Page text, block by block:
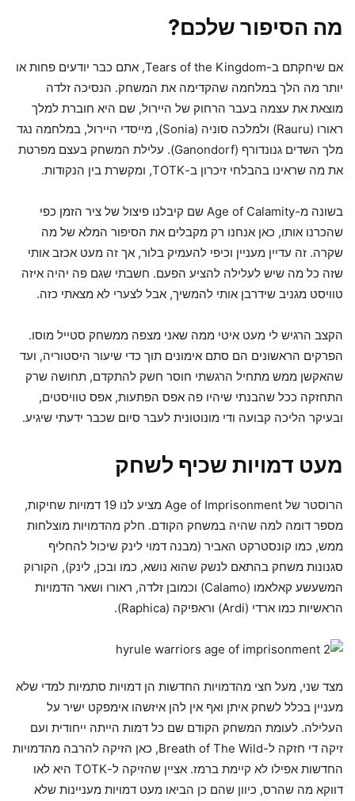
מה הסיפור שלכם?
אם שיחקתם ב-Tears of the Kingdom, אתם כבר יודעים פחות או
יותר מה הלך במלחמה שהקדימה את המשחק. הנסיכה זלדה
מוצאת את עצמה בעבר הרחוק של היירול, שם היא חוברת למלך
ראורו (Rauru) ולמלכה סוניה (Sonia), מייסדי היירול, במלחמה נגד
מלך השדים גנונדורף (Ganondorf). עלילת המשחק בעצם מפרטת
את מה שראינו בהבלחי זיכרון ב-TOTK, ומקשרת בין הנקודות.
בשונה מ-Age of Calamity שם קיבלנו פיצול של ציר הזמן כפי
שהכרנו אותו, כאן אנחנו רק מקבלים את הסיפור המלא של מה
שקרה. זה עדיין מעניין וכיפי להעמיק בלור, אך זה מעט אכזב אותי
שזה כל מה שיש לעלילה להציע הפעם. חשבתי שגם פה יהיה איזה
טוויסט מגניב שידרבן אותי להמשיך, אבל לצערי לא מצאתי כזה.
הקצב הרגיש לי מעט איטי ממה שאני מצפה ממשחק סטייל מוסו.
הפרקים הראשונים הם סתם אימונים תוך כדי שיעור היסטוריה, ועד
שהאקשן ממש מתחיל הרגשתי חוסר חשק להתקדם, תחושה שרק
התחזקה ככל שהבנתי שיהיו פה אפס הפתעות, אפס טוויסטים,
ובעיקר הליכה קבועה ודי מונוטונית לעבר סיום שכבר ידעתי שיגיע.
מעט דמויות שכיף לשחק
הרוסטר של Age of Imprisonment מציע לנו 19 דמויות שחיקות,
מספר דומה למה שהיה במשחק הקודם. חלק מהדמויות מוצלחות
ממש, כמו קונסטרקט האביר (מבנה דמוי לינק שיכול להחליף
סגנונות משחק בהתאם לנשק שהוא נושא, כמו ובכן, לינק), הקורוק
המשעשע קאלאמו (Calamo) וכמובן זלדה, ראורו ושאר הדמויות
הראשיות כמו ארדי (Ardi) וראפיקה (Raphica).
מצד שני, מעל חצי מהדמויות החדשות הן דמויות סתמיות למדי שלא
מעניין בכלל לשחק איתן ואף אין להן איזשהו אימפקט ישיר על
העלילה. לעומת המשחק הקודם שם כל דמות הייתה ייחודית ועם
זיקה די חזקה ל-Breath of The Wild, כאן הזיקה להרבה מהדמויות
החדשות אפילו לא קיימת ברמז. אציין שהזיקה ל-TOTK היא לאו
דווקא מה שהרס, כיוון שהם כן הביאו מעט דמויות מעניינות שלא